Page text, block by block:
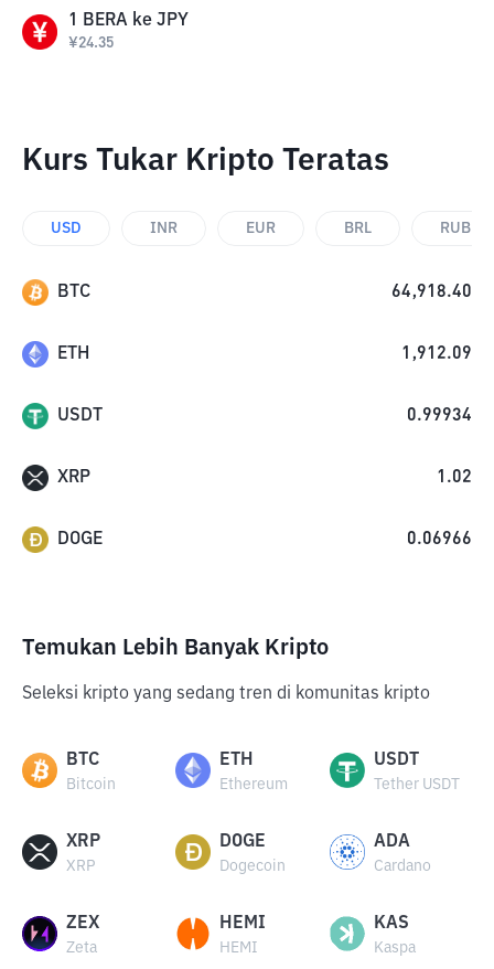
1 BERA ke JPY
¥24.35
Kurs Tukar Kripto Teratas
USD INR EUR BRL RUB
BTC 64,918.40
ETH 1,912.09
USDT 0.99934
XRP 1.02
DOGE 0.06966
Temukan Lebih Banyak Kripto
Seleksi kripto yang sedang tren di komunitas kripto
BTC
Bitcoin
ETH
Ethereum
USDT
Tether USDT
XRP
XRP
DOGE
Dogecoin
ADA
Cardano
ZEX
Zeta
HEMI
HEMI
KAS
Kaspa